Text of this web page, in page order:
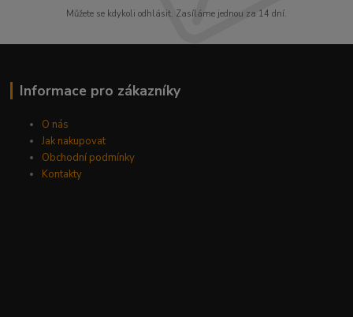
Můžete se kdykoli odhlásit. Zasíláme jednou za 14 dní.
Informace pro zákazníky
O nás
Jak nakupovat
Obchodní podmínky
Kontakty